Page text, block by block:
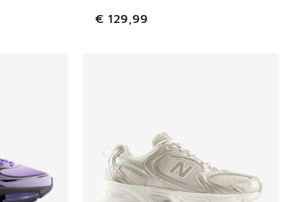
€ 129,99